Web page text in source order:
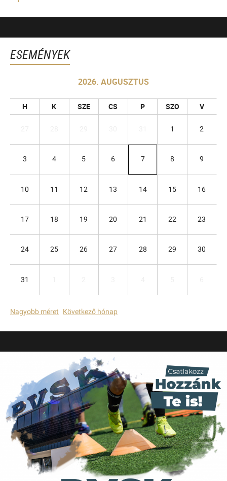
ESEMÉNYEK
2026. AUGUSZTUS
H K SZE CS P SZO V
1 2
3 4 5 6 7 8 9
10 11 12 13 14 15 16
17 18 19 20 21 22 23
24 25 26 27 28 29 30
31
Nagyobb méret Következő hónap